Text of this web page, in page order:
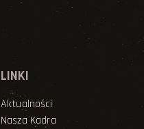
LINKI
Aktualności
Nasza Kadra